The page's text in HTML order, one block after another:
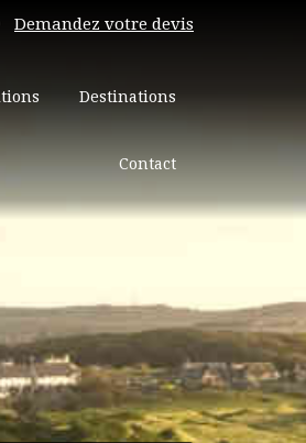
Demandez votre devis
Destinations
Contact